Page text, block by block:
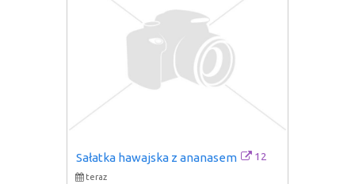
Sałatka hawajska z ananasem 12
teraz